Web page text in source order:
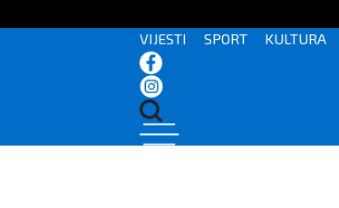
VIJESTI SPORT KULTURA